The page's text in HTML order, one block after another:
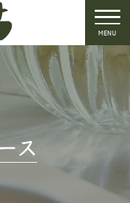
MENU
ス